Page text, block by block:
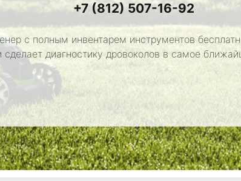
+7 (812) 507-16-92
с полным инвентарем инструментов
сделает диагностику дровоколов в самое